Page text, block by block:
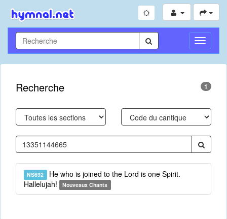
Toggle
Recherche 1
NS692 He who is joined to the Lord is one Spirit.
Hallelujah!
Nouveaux Chants